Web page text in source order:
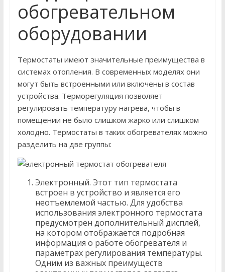
обогревательном
оборудовании
Термостаты имеют значительные преимущества в
системах отопления. В современных моделях они
могут быть встроенными или включены в состав
устройства. Терморегуляция позволяет
регулировать температуру нагрева, чтобы в
помещении не было слишком жарко или слишком
холодно. Термостаты в таких обогревателях можно
разделить на две группы:
Электронный. Этот тип термостата
встроен в устройство и является его
неотъемлемой частью. Для удобства
использования электронного термостата
предусмотрен дополнительный дисплей,
на котором отображается подробная
информация о работе обогревателя и
параметрах регулирования температуры.
Одним из важных преимуществ